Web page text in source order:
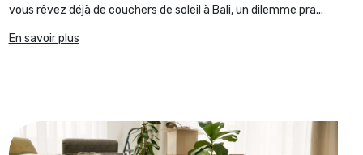
vous rêvez déjà de couchers de soleil à Bali, un dilemme pra...
En savoir plus